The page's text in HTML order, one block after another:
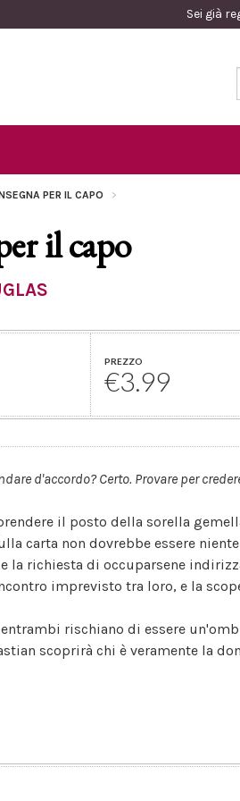
Sei già
PER IL CAPO
il capo
PREZZO
€3.99
d'accordo? Certo. Provare per
il posto della sorella
carta non dovrebbe essere
la richiesta di occuparsene
imprevisto tra loro, e la
rischiano di essere
scoprirà chi è veramente la